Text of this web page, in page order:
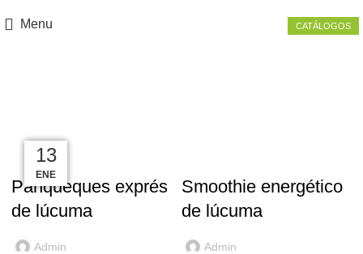
Menu CATÁLOGOS
31
MAR
LÚCUMA
Panqueques exprés
de lúcuma
Admin
18
FEB
Smoothie energético
de lúcuma
Admin
14
FEB
27
ENE
13
ENE